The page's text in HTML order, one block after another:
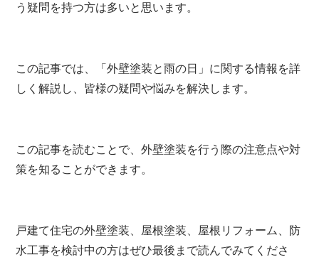
う疑問を持つ方は多いと思います。
この記事では、「外壁塗装と雨の日」に関する情報を詳
しく解説し、皆様の疑問や悩みを解決します。
この記事を読むことで、外壁塗装を行う際の注意点や対
策を知ることができます。
戸建て住宅の外壁塗装、屋根塗装、屋根リフォーム、防
水工事を検討中の方はぜひ最後まで読んでみてくださ